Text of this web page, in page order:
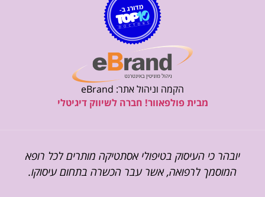
הקמה וניהול אתר: eBrand
מבית פולפאוור! חברה לשיווק דיגיטלי
יובהר כי העיסוק בטיפולי אסתטיקה מותרים לכל רופא
המוסמך לרפואה, אשר עבר הכשרה בתחום עיסוקו.